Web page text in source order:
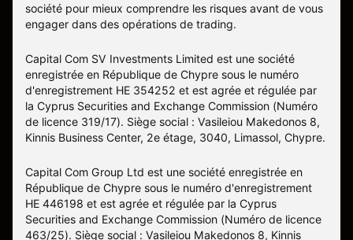
société pour mieux comprendre les risques avant de vous
engager dans des opérations de trading.
Capital Com SV Investments Limited est une société
enregistrée en République de Chypre sous le numéro
d'enregistrement HE 354252 et est agrée et régulée par
la Cyprus Securities and Exchange Commission (Numéro
de licence 319/17). Siège social : Vasileiou Makedonos 8,
Kinnis Business Center, 2e étage, 3040, Limassol, Chypre.
Capital Com Group Ltd est une société enregistrée en
République de Chypre sous le numéro d'enregistrement
ΗΕ 446198 et est agrée et régulée par la Cyprus
Securities and Exchange Commission (Numéro de licence
463/25). Siège social : Vasileiou Makedonos 8, Kinnis